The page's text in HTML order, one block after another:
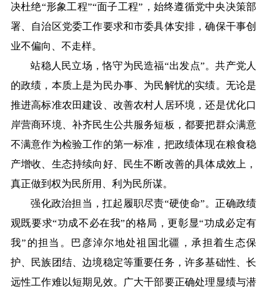
决杜绝“形象工程”“面子工程”，始终遵循党中央决策部
署、自治区党委工作要求和市委具体安排，确保干事创
业不偏向、不走样。
站稳人民立场，恪守为民造福“出发点”。共产党人
的政绩，本质上是为民办事、为民解忧的实绩。无论是
推进高标准农田建设、改善农村人居环境，还是优化口
岸营商环境、补齐民生公共服务短板，都要把群众满意
不满意作为检验工作的第一标准，把政绩体现在粮食稳
产增收、生态持续向好、民生不断改善的具体成效上，
真正做到权为民所用、利为民所谋。
强化政治担当，扛起履职尽责“硬使命”。正确政绩
观既要求“功成不必在我”的格局，更彰显“功成必定有
我”的担当。巴彦淖尔地处祖国北疆，承担着生态保
护、民族团结、边境稳定等重要任务，许多基础性、长
远性工作难以短期见效。广大干部要正确处理显绩与潜